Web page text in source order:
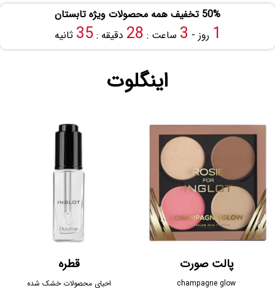
50% تخفیف همه محصولات ویژه تابستان
1 روز - 3 ساعت : 28 دقیقه :35 ثانیه
اینگلوت
پالت صورت
champagne glow
قطره
احیای محصولات خشک شده